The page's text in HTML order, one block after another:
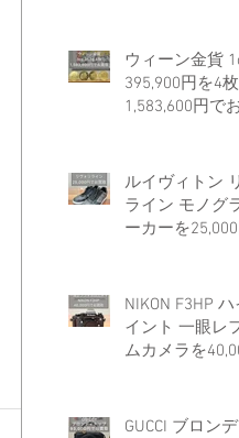
ウィーン金貨
395,900円を4
1,583,600円で
ルイヴィトン
ライン モノグ
ーカーを25,000
NIKON F3HP
イント 一眼レ
ムカメラを
GUCCI ブロン